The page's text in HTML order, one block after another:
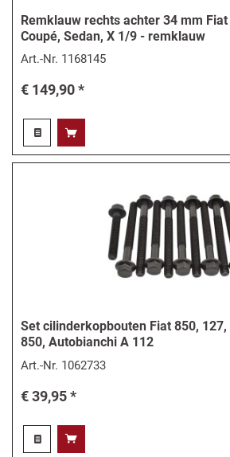
Remklauw rechts achter 34 mm
Coupé, Sedan, X 1/9 - remklauw
Art.-Nr. 1168145
€ 149,90 *
Set cilinderkopbouten Fiat 850, 127,
850, Autobianchi A 112
Art.-Nr. 1062733
€ 39,95 *